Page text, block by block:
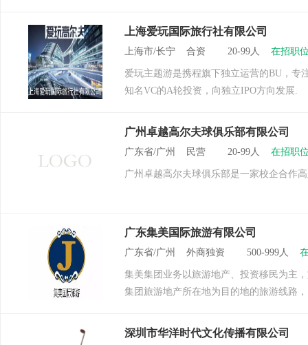
上海爱玩国际旅行社有限公司
上海市/长宁 合资 20-99人 在招职
爱玩主题游是携程旗下独立运营的BU，专
知名VC的A轮投资，向独立IPO方向发展.
广州卓越高尔夫球俱乐部有限公司
广东省/广州 民营 20-99人 在招职
广州卓越高尔夫球俱乐部是一家校企合作
广东集美国际旅游有限公司
广东省/广州 外商独资 500-999人
集美集团业务以旅游地产、投资移民为主
集团旅游地产所在地为目的地的旅游线路
深圳市华洋时代文化传播有限公司